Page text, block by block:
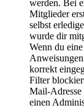
werden. Bei
Mitglieder
selbst
wurde dir
Wenn du
korrekt
Filter
Mail-Adresse
einen